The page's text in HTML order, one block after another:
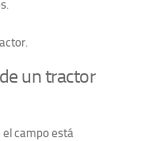
un tractor
el campo está